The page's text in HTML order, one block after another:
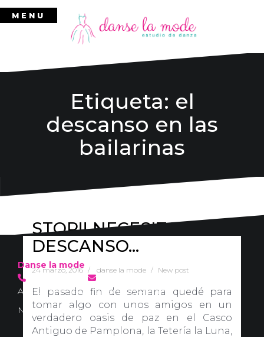
Ir
MENU
Etiqueta: el
descanso en las
bailarinas
STOP!! NECESITO UN
DESCANSO…
24 marzo, 2016 danse la mode New post
El pasado fin de semana quedé para
tomar algo con unos amigos en un
verdadero oasis de paz en el Casco
Antiguo de Pamplona, la Tetería la Luna,
Danse la mode
Avd. Comercial 20 Barañain (Navarra)
Nota Legal
·Privacidad · Política de Cookies